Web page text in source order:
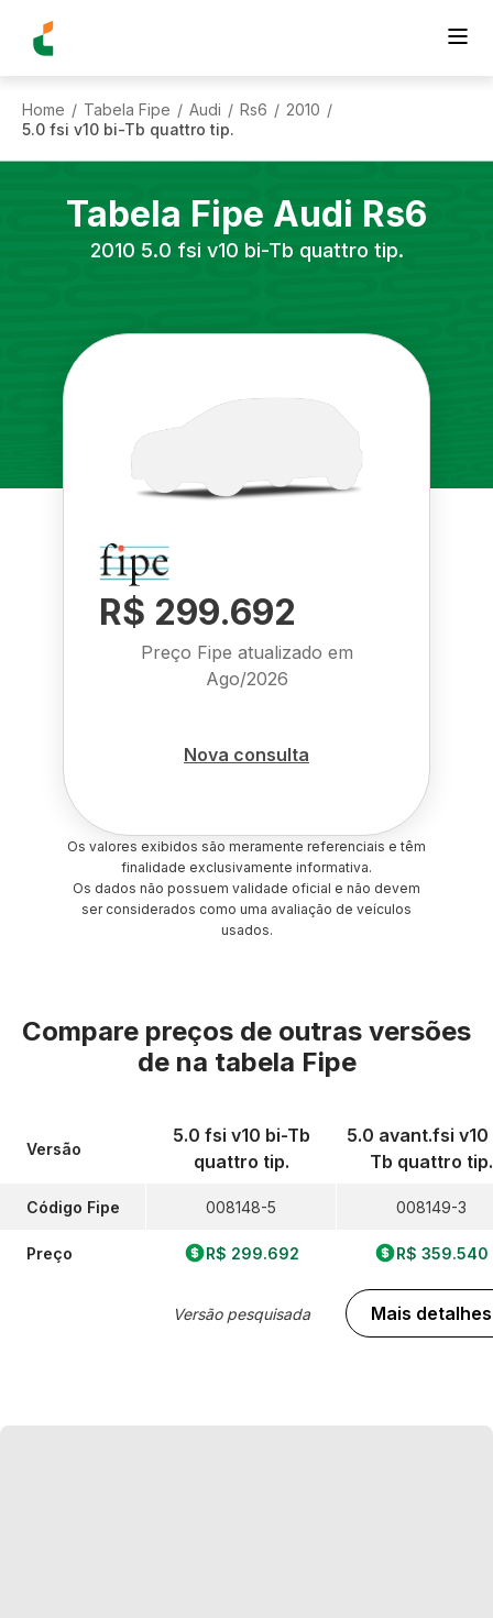
Home / Tabela Fipe / Audi / Rs6 / 2010 /
5.0 fsi v10 bi-Tb quattro tip.
Tabela Fipe Audi Rs6
2010 5.0 fsi v10 bi-Tb quattro tip.
R$ 299.692
Preço Fipe atualizado em
Ago/2026
Nova consulta
Os valores exibidos são meramente referenciais e têm
finalidade exclusivamente informativa.
Os dados não possuem validade oficial e não devem
ser considerados como uma avaliação de veículos
usados.
Compare preços de outras versões
de na tabela Fipe
Versão
Código Fipe
Preço
5.0 fsi v10 bi-Tb
quattro tip.
008148-5
R$ 299.692
Versão pesquisada
5.0 avant.fsi
Tb quattro tip.
008149-3
R$ 359.540
Mais detalhes